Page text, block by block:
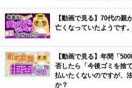
【動画で見る】70代の親
亡くなっていたようです
【動画で見る】年間「
否したら「今後ゴミを捨
払いたくないのですが、
か？